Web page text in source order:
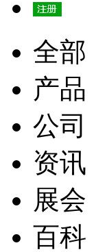
全部
产品
公司
资讯
展会
百科